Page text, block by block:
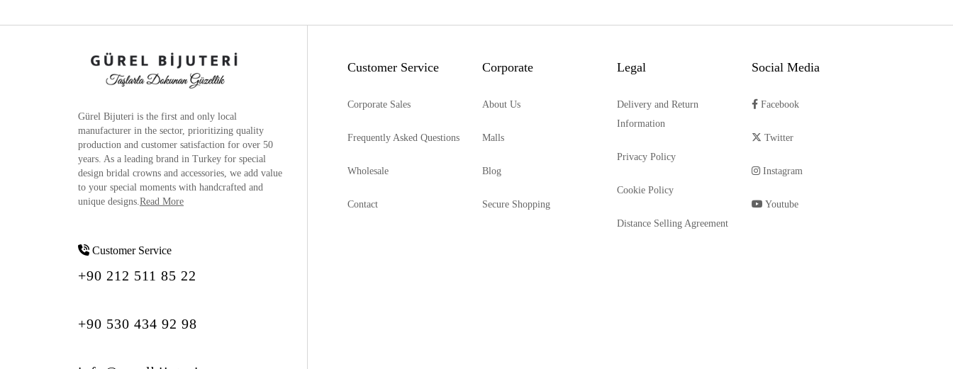
Gürel Bijuteri is the first and only local
manufacturer in the sector, prioritizing quality
production and customer satisfaction for over 50
years. As a leading brand in Turkey for special
design bridal crowns and accessories, we add value
to your special moments with handcrafted and
unique designs.Read More
Customer Service
+90 212 511 85 22
+90 530 434 92 98
Customer Service
Corporate Sales
Frequently Asked Questions
Wholesale
Contact
Corporate
About Us
Malls
Blog
Secure Shopping
Legal
Delivery and Return
Information
Privacy Policy
Cookie Policy
Distance Selling Agreement
Social Media
Facebook
Twitter
Instagram
Youtube